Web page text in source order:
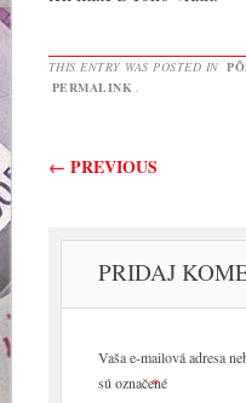
THIS ENTRY WAS POSTED IN
PERMALINK
Post
← PREVIOUS
PRIDAJ
Vaša e-mailová adresa
sú označené
*